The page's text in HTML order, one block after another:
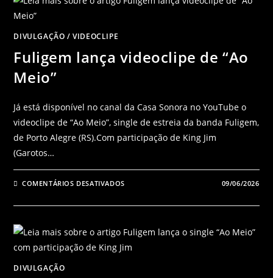
DIVULGAÇÃO /VIDEOCLIPE
Fuligem lança videoclipe de “Ao
Meio”
Já está disponível no canal da Casa Sonora no YouTube o
videoclipe de “Ao Meio”, single de estreia da banda Fuligem,
de Porto Alegre (RS).Com participação de King Jim
(Garotos…
COMENTÁRIOS DESATIVADOS 09/06/2026
DIVULGAÇÃO